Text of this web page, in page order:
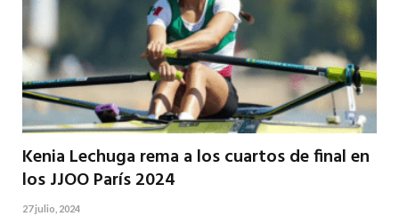
Kenia Lechuga rema a los cuartos de final en
los JJOO París 2024
27 julio, 2024